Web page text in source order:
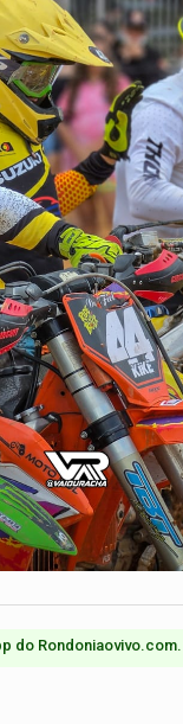
do Rondoniaovivo.com.​